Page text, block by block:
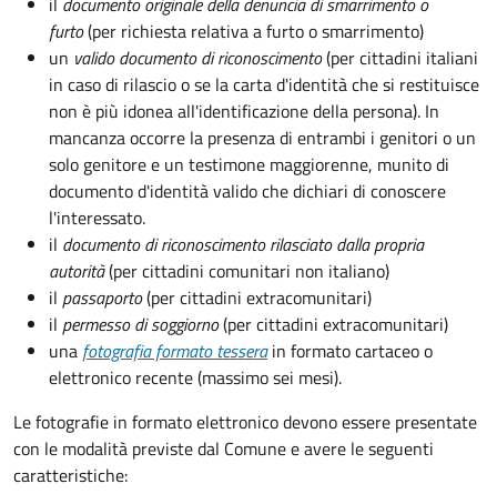
furto(per richiesta relativa a furto o smarrimento)
un valido documento di riconoscimento(per cittadini italiani
in caso di rilascio o se la carta d'identità che si restituisce
non è più idonea all'identificazione della persona). In
mancanza occorre la presenza di entrambi i genitori o un
solo genitore e un testimone maggiorenne, munito di
documento d'identità valido che dichiari di conoscere
l'interessato.
il documento di riconoscimento rilasciato dalla propria
autorità(per cittadini comunitari non italiano)
il passaporto(per cittadini extracomunitari)
il permesso di soggiorno(per cittadini extracomunitari)
una fotografia formato tessera in formato cartaceo o
elettronico recente (massimo sei mesi).
Le fotografie in formato elettronico devono essere presentate
con le modalità previste dal Comune e avere le seguenti
caratteristiche: